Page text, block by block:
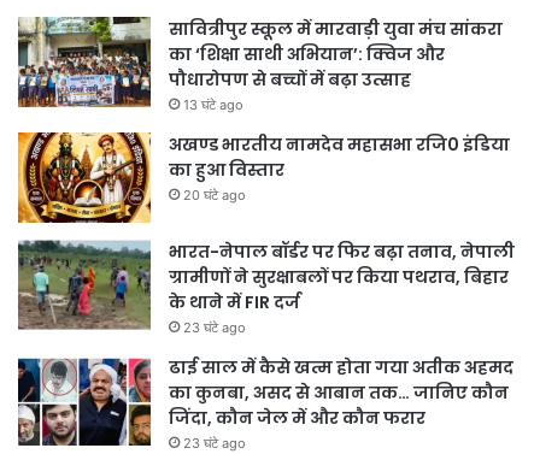
सावित्रीपुर स्कूल में मारवाड़ी युवा मंच सांकरा
का ‘शिक्षा साथी अभियान’: क्विज और
पौधारोपण से बच्चों में बढ़ा उत्साह
13 घंटे ago
अखण्ड भारतीय नामदेव महासभा रजि0 इंडिया
का हुआ विस्तार
20 घंटे ago
भारत-नेपाल बॉर्डर पर फिर बढ़ा तनाव, नेपाली
ग्रामीणों ने सुरक्षाबलों पर किया पथराव, बिहार
के थाने में FIR दर्ज
23 घंटे ago
ढाई साल में कैसे खत्म होता गया अतीक अहमद
का कुनबा, असद से आबान तक… जानिए कौन
जिंदा, कौन जेल में और कौन फरार
23 घंटे ago